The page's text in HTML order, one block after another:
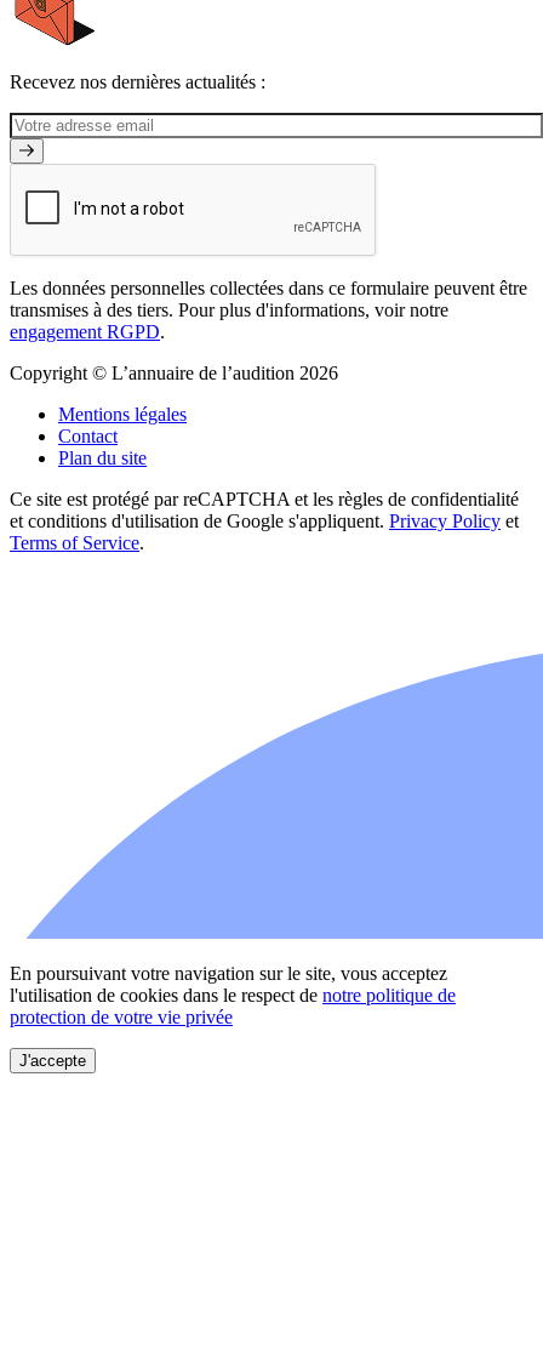
Recevez nos dernières actualités :
Les données personnelles collectées dans ce formulaire peuvent être
transmises à des tiers. Pour plus d'informations, voir notre
engagement RGPD.
Copyright © L’annuaire de l’audition 2026
Mentions légales
Contact
Plan du site
Ce site est protégé par reCAPTCHA et les règles de confidentialité
et conditions d'utilisation de Google s'appliquent. Privacy Policy et
Terms of Service.
En poursuivant votre navigation sur le site, vous acceptez
l'utilisation de cookies dans le respect de notre politique de
protection de votre vie privée
J'accepte